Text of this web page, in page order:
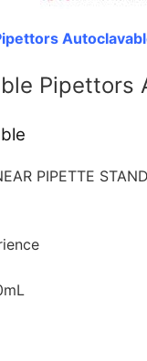
Pipettors
PIPETTE